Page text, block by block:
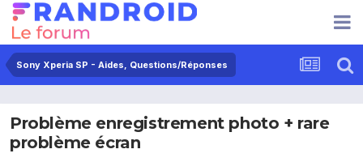
Sony Xperia SP - Aides, Questions/Réponses
Problème enregistrement photo + rare
problème écran